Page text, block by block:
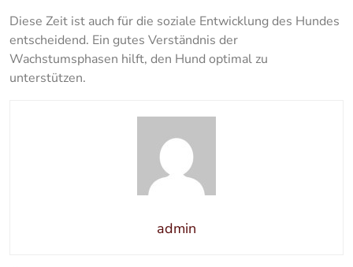
Diese Zeit ist auch für die soziale Entwicklung des Hundes
entscheidend. Ein gutes Verständnis der
Wachstumsphasen hilft, den Hund optimal zu
unterstützen.
admin